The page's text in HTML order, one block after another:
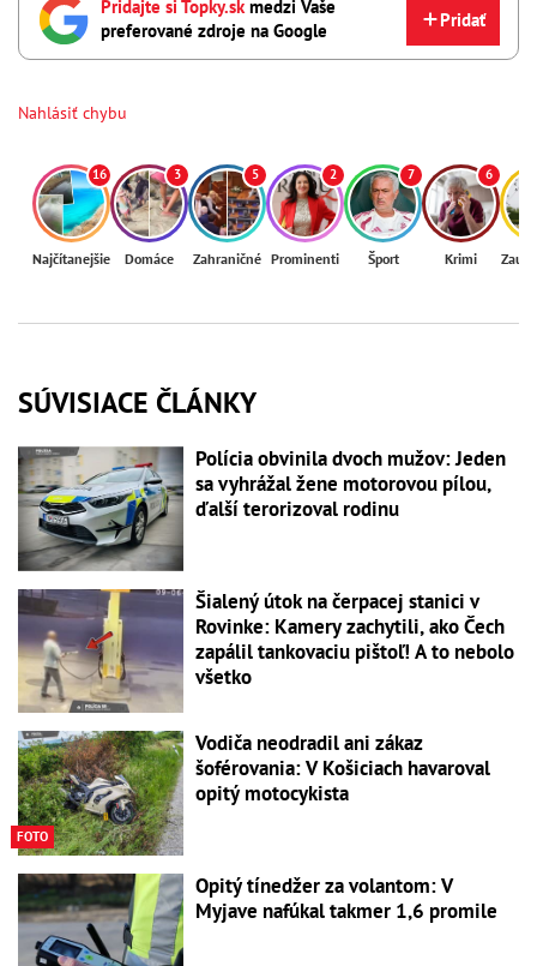
Pridajte si Topky.skmedzi Vaše
preferované zdroje na Google
Pridať
Nahlásiť chybu
16
Najčítanejšie
3
Domáce
5
Zahraničné
2
Prominenti
7
Šport
6
Krimi
SÚVISIACE ČLÁNKY
Polícia obvinila dvoch mužov: Jeden
sa vyhrážal žene motorovou pílou,
ďalší terorizoval rodinu
Šialený útok na čerpacej stanici v
Rovinke: Kamery zachytili, ako Čech
zapálil tankovaciu pištoľ! A to nebolo
všetko
FOTO
Vodiča neodradil ani zákaz
šoférovania: V Košiciach havaroval
opitý motocykista
Opitý tínedžer za volantom: V
Myjave nafúkal takmer 1,6 promile